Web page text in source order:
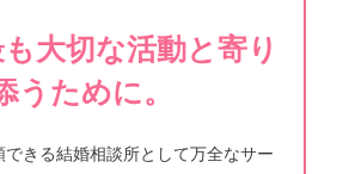
大切な活動と寄り
うために。
できる結婚相談所として万全なサー